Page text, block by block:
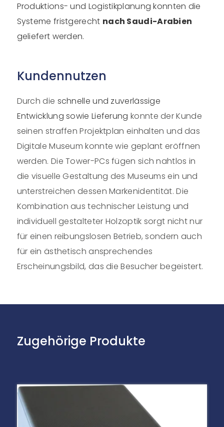
Produktions- und Logistikplanung konnten die
Systeme fristgerecht nach Saudi-Arabien
geliefert werden.
Kundennutzen
Durch die schnelle und zuverlässige
Entwicklung sowie Lieferung konnte der Kunde
seinen straffen Projektplan einhalten und das
Digitale Museum konnte wie geplant eröffnen
werden. Die Tower-PCs fügen sich nahtlos in
die visuelle Gestaltung des Museums ein und
unterstreichen dessen Markenidentität. Die
Kombination aus technischer Leistung und
individuell gestalteter Holzoptik sorgt nicht nur
für einen reibungslosen Betrieb, sondern auch
für ein ästhetisch ansprechendes
Erscheinungsbild, das die Besucher begeistert.
Zugehörige Produkte